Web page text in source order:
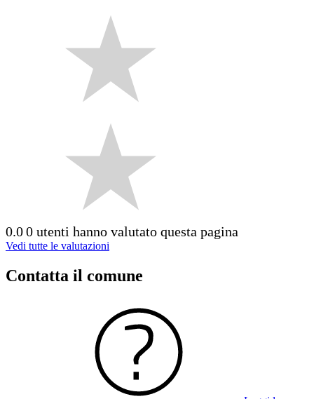
0.00 utenti hanno valutato questa pagina
Vedi tutte le valutazioni
Contatta il comune